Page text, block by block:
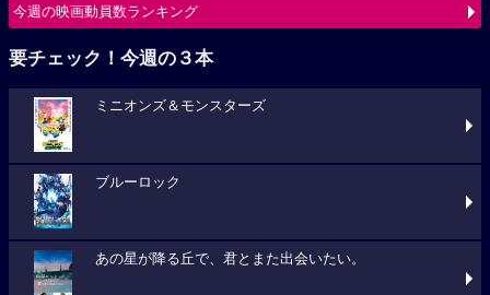
今週の映画動員数ランキング
要チェック！今週の３本
ミニオンズ＆モンスターズ
ブルーロック
あの星が降る丘で、君とまた出会いたい。